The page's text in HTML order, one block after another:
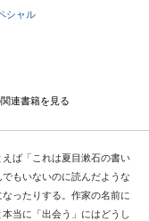
シャル
連書籍を見る
ば「これは夏目漱石の書い
もいないのに読んだような
ったりする。作家の名前に
当に「出会う」にはどうし